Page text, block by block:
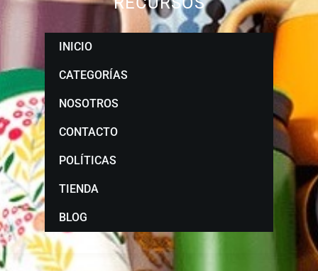
INICIO
CATEGORÍAS
NOSOTROS
CONTACTO
POLÍTICAS
TIENDA
BLOG